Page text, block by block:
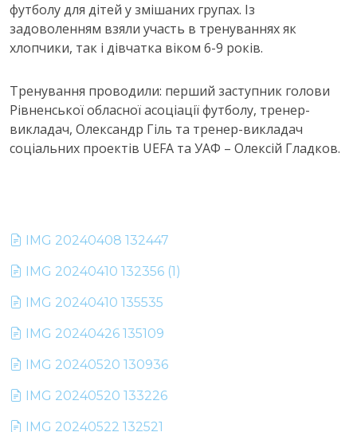
футболу для дітей у змішаних групах. Із
задоволенням взяли участь в тренуваннях як
хлопчики, так і дівчатка віком 6-9 років.
Тренування проводили: перший заступник голови
Рівненської обласної асоціації футболу, тренер-
викладач, Олександр Гіль та тренер-викладач
соціальних проектів UEFA та УАФ – Олексій Гладков.
IMG 20240408 132447
IMG 20240410 132356 (1)
IMG 20240410 135535
IMG 20240426 135109
IMG 20240520 130936
IMG 20240520 133226
IMG 20240522 132521